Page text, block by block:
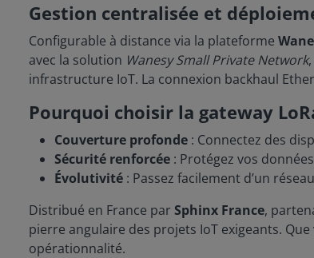
Gestion centralisée et
Configurable à distance via la plateforme
avec la solution Wanesy Small Private Network
infrastructure IoT. La connexion backhaul
Pourquoi choisir la gateway
Couverture profonde : Connectez des
Sécurité renforcée : Protégez vos
Évolutivité : Passez facilement d’un
Distribué en France par Sphinx France,
pierre angulaire des projets IoT exigeants.
opérationnalité.